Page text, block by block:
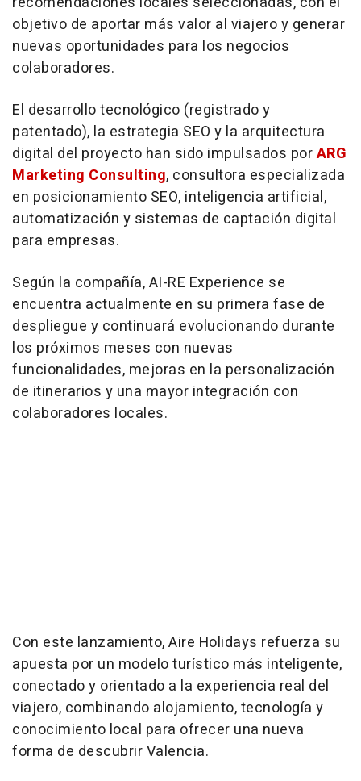
objetivo de aportar más valor al viajero y generar
nuevas oportunidades para los negocios
colaboradores.
El desarrollo tecnológico (registrado y
patentado), la estrategia SEO y la arquitectura
digital del proyecto han sido impulsados porARG
Marketing Consulting, consultora especializada
en posicionamiento SEO, inteligencia artificial,
automatización y sistemas de captación digital
para empresas.
Según la compañía, AI-RE Experience se
encuentra actualmente en su primera fase de
despliegue y continuará evolucionando durante
los próximos meses con nuevas
funcionalidades, mejoras en la personalización
de itinerarios y una mayor integración con
colaboradores locales.
Con este lanzamiento, Aire Holidays refuerza su
apuesta por un modelo turístico más inteligente,
conectado y orientado a la experiencia real del
viajero, combinando alojamiento, tecnología y
conocimiento local para ofrecer una nueva
forma de descubrir Valencia.